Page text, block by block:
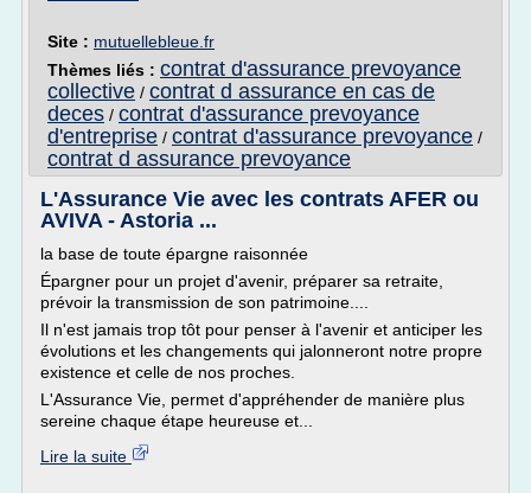
Site : mutuellebleue.fr
Thèmes liés : contrat d'assurance prevoyance
collective / contrat d assurance en cas de
deces / contrat d'assurance prevoyance
d'entreprise / contrat d'assurance prevoyance /
contrat d assurance prevoyance
L'Assurance Vie avec les contrats AFER ou
AVIVA - Astoria ...
la base de toute épargne raisonnée
Épargner pour un projet d'avenir, préparer sa retraite,
prévoir la transmission de son patrimoine....
Il n'est jamais trop tôt pour penser à l'avenir et anticiper les
évolutions et les changements qui jalonneront notre propre
existence et celle de nos proches.
L'Assurance Vie, permet d'appréhender de manière plus
sereine chaque étape heureuse et...
Lire la suite